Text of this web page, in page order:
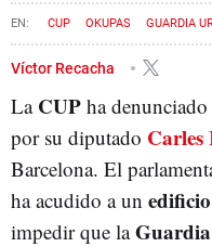
CUP OKUPAS GUARDIA
Víctor Recacha
La CUP ha
por su diputado Carles
Barcelona. El
ha acudido a un
impedir que la